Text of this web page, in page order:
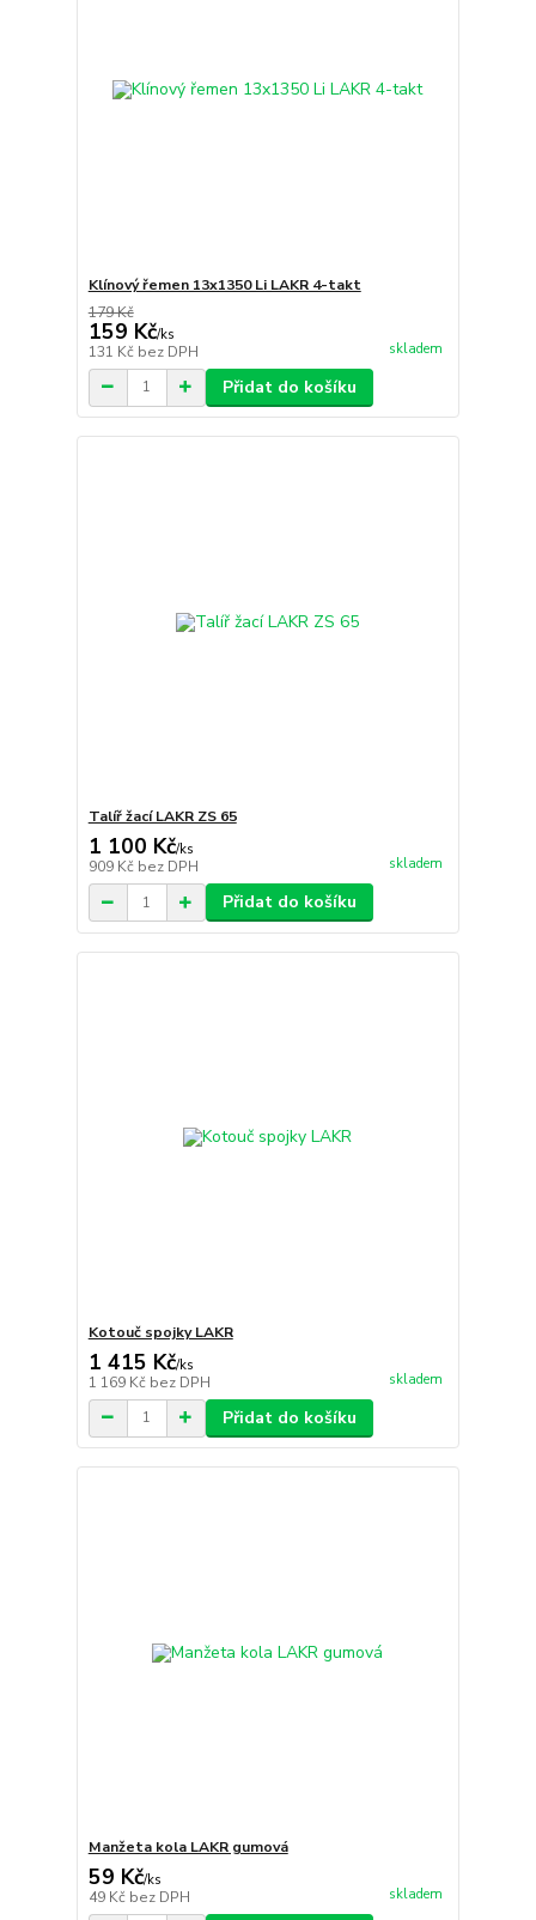
Klínový řemen 13x1350 Li LAKR 4-takt
179 Kč
159 Kč/ks
131 Kč bez DPH skladem
Přidat do košíku
Talíř žací LAKR ZS 65
1 100 Kč/ks
909 Kč bez DPH skladem
Přidat do košíku
Kotouč spojky LAKR
1 415 Kč/ks
1 169 Kč bez DPH skladem
Přidat do košíku
Manžeta kola LAKR gumová
59 Kč/ks
49 Kč bez DPH skladem